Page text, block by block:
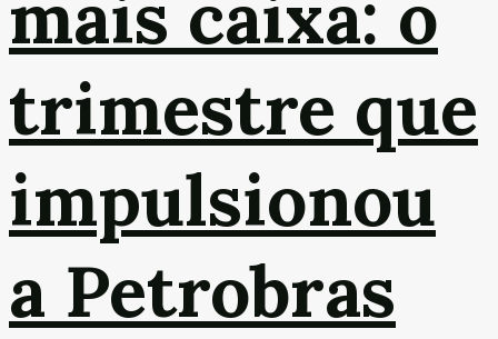
trimestre que
impulsionou
a Petrobras